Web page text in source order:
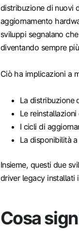
distribuzione di nuovi
aggiornamento
sviluppi segnalano
diventando sempre
Ciò ha implicazioni a
La distribuzione
Le
I cicli di
La disponibilità
Insieme, questi due
driver legacy installati
Cosa